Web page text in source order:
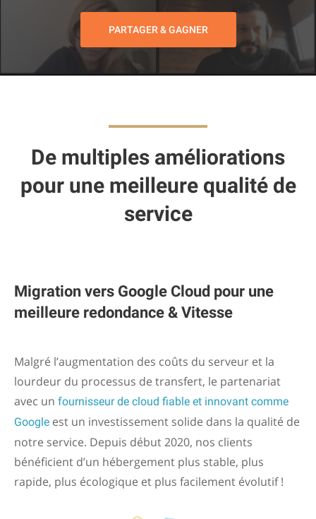
PARTAGER & GAGNER
De multiples améliorations
pour une meilleure qualité de
service
Migration vers Google Cloud pour une
meilleure redondance & Vitesse
Malgré l’augmentation des coûts du serveur et la
lourdeur du processus de transfert, le partenariat
avec un fournisseur de cloud fiable et innovant comme
Google est un investissement solide dans la qualité de
notre service. Depuis début 2020, nos clients
bénéficient d’un hébergement plus stable, plus
rapide, plus écologique et plus facilement évolutif !